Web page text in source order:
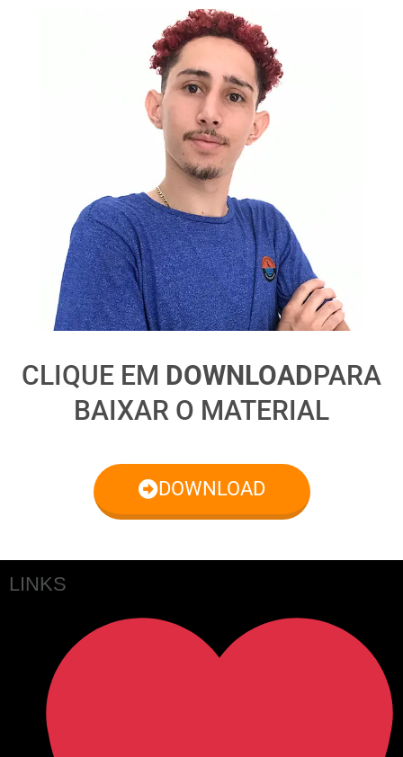
CLIQUE EM DOWNLOADPARA
BAIXAR O MATERIAL
DOWNLOAD
LINKS